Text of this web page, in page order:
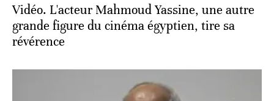
Vidéo. L'acteur Mahmoud Yassine, une autre
grande figure du cinéma égyptien, tire sa
révérence